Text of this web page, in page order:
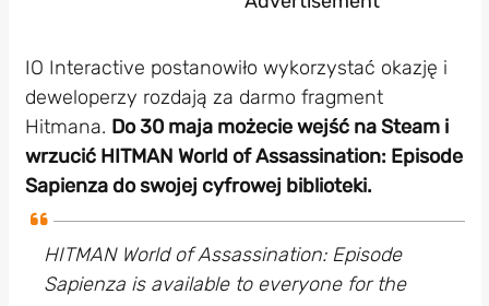
IO Interactive postanowiło wykorzystać okazję i
deweloperzy rozdają za darmo fragment
Hitmana. Do 30 maja możecie wejść na Steam i
wrzucić HITMAN World of Assassination: Episode
Sapienza do swojej cyfrowej biblioteki.
HITMAN World of Assassination: Episode
Sapienza is available to everyone for the